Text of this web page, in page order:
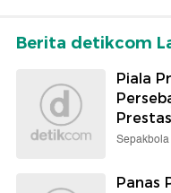
Berita detikcom
Piala
Sepakbola
Panas